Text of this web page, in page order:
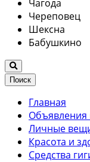
Чагода
Череповец
Шексна
Бабушкино
Поиск
Главная
Объявления
Личные
Красота и
Средства